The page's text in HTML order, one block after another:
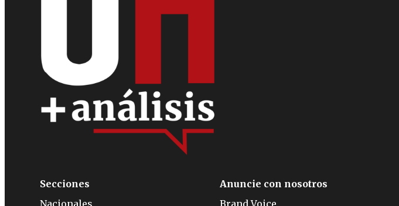
Secciones
Nacionales
Anuncie con nosotros
Brand Voice